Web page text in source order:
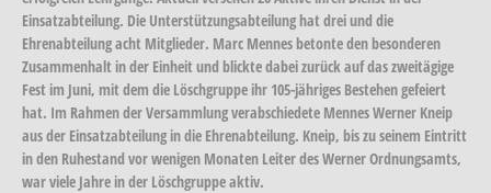
Einsatzabteilung. Die Unterstützungsabteilung hat drei und die
Ehrenabteilung acht Mitglieder. Marc Mennes betonte den besonderen
Zusammenhalt in der Einheit und blickte dabei zurück auf das zweitägige
Fest im Juni, mit dem die Löschgruppe ihr 105-jähriges Bestehen gefeiert
hat. Im Rahmen der Versammlung verabschiedete Mennes Werner Kneip
aus der Einsatzabteilung in die Ehrenabteilung. Kneip, bis zu seinem Eintritt
in den Ruhestand vor wenigen Monaten Leiter des Werner Ordnungsamts,
war viele Jahre in der Löschgruppe aktiv.